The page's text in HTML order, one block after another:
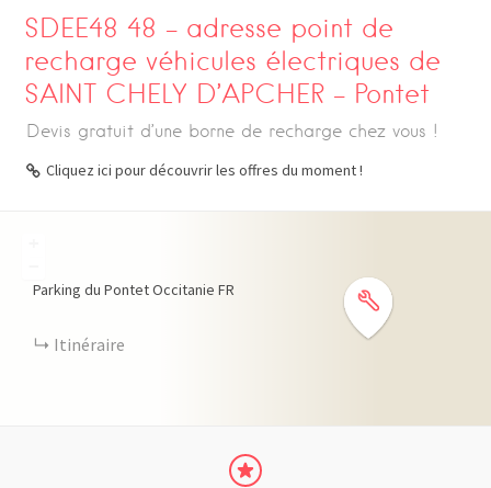
SDEE48 48 – adresse point de
recharge véhicules électriques de
SAINT CHELY D’APCHER – Pontet
Devis gratuit d’une borne de recharge chez vous !
Cliquez ici pour découvrir les offres du moment !
Parking du PontetOccitanie FR
Itinéraire